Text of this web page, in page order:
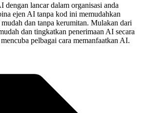
dengan lancar dalam organisasi anda
ejen AI tanpa kod ini memudahkan
dan tanpa kerumitan. Mulakan dari
dan tingkatkan penerimaan AI secara
pelbagai cara memanfaatkan AI.